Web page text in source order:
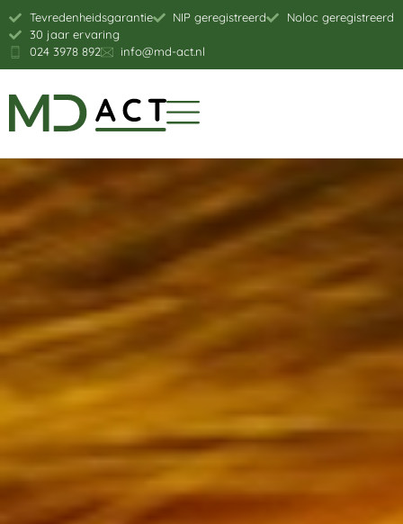
Tevredenheidsgarantie NIP geregistreerd
Noloc geregistreerd
30 jaar ervaring
024 3978 892
info@md-act.nl